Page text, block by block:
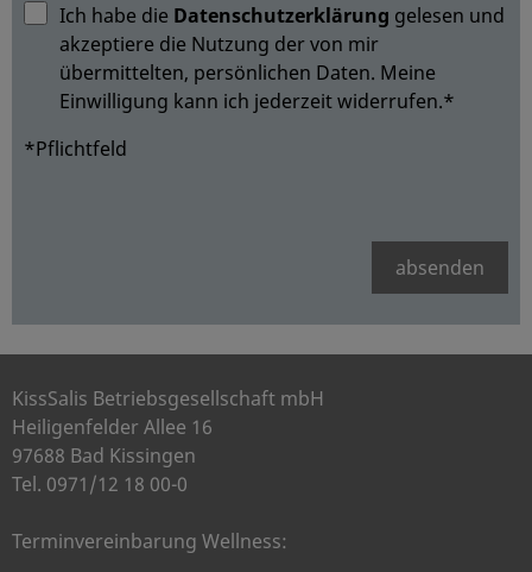
Ich habe die Datenschutzerklärung gelesen und
akzeptiere die Nutzung der von mir
übermittelten, persönlichen Daten. Meine
Einwilligung kann ich jederzeit widerrufen.*
*Pflichtfeld
absenden
KissSalis Betriebsgesellschaft mbH
Heiligenfelder Allee 16
97688 Bad Kissingen
Tel. 0971/12 18 00-0
Terminvereinbarung Wellness: